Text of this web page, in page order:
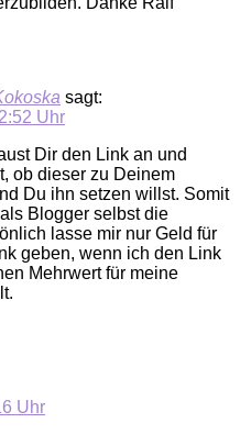
sagt:
Uhr
Dir den Link an und
ob dieser zu Deinem
Du ihn setzen willst. Somit
Blogger selbst die
lasse mir nur Geld für
geben, wenn ich den Link
Mehrwert für meine
Uhr